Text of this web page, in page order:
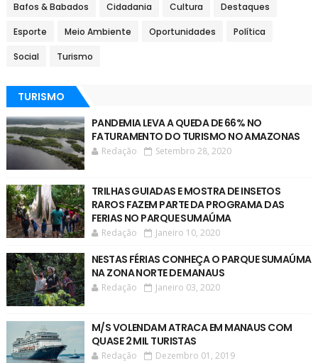
Bafos & Babados Cidadania Cultura Destaques
Esporte Meio Ambiente Oportunidades Política
Social Turismo
TURISMO
PANDEMIA LEVA A QUEDA DE 66% NO
FATURAMENTO DO TURISMO NO AMAZONAS
Redação Setembro 28, 2020
TRILHAS GUIADAS E MOSTRA DE INSETOS
RAROS FAZEM PARTE DA PROGRAMA DAS
FERIAS NO PARQUE SUMAÚMA
Redação Janeiro 10, 2020
NESTAS FÉRIAS CONHEÇA O PARQUE SUMAÚMA
NA ZONA NORTE DE MANAUS
Redação Janeiro 03, 2020
M/S VOLENDAM ATRACA EM MANAUS COM
QUASE 2 MIL TURISTAS
Redação Dezembro 01, 2019